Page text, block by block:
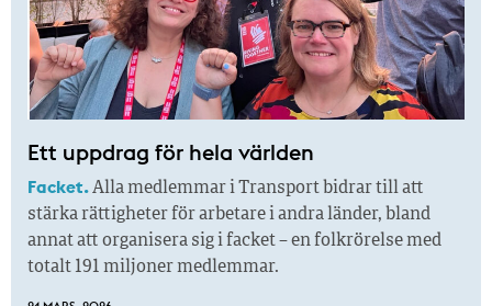
Ett uppdrag för hela världen
Facket.Alla medlemmar i Transport bidrar till att
stärka rättigheter för arbetare i andra länder, bland
annat att organisera sig i facket – en folkrörelse med
totalt 191 miljoner medlemmar.